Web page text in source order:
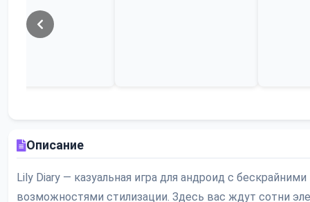
Описание
Lily Diary — казуальная игра для андроид с бескрайними
возможностями стилизации. Здесь вас ждут сотни